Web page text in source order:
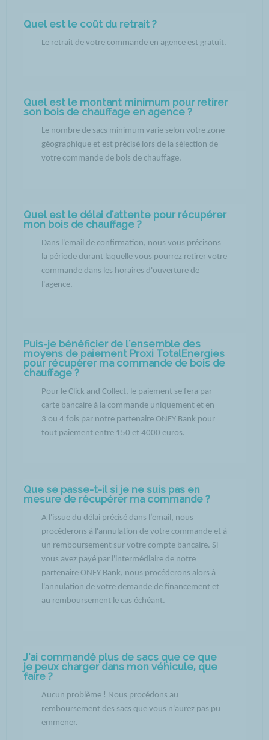
Quel est le coût du retrait ?
Le retrait de votre commande en agence est gratuit.
Quel est le montant minimum pour retirer
son bois de chauffage en agence ?
Le nombre de sacs minimum varie selon votre zone
géographique et est précisé lors de la sélection de
votre commande de bois de chauffage.
Quel est le délai d'attente pour récupérer
mon bois de chauffage ?
Dans l'email de confirmation, nous vous précisons
la période durant laquelle vous pourrez retirer votre
commande dans les horaires d'ouverture de
l'agence.
Puis-je bénéficier de l'ensemble des
moyens de paiement Proxi TotalEnergies
pour récupérer ma commande de bois de
chauffage ?
Pour le Click and Collect, le paiement se fera par
carte bancaire à la commande uniquement et en
3 ou 4 fois par notre partenaire ONEY Bank pour
tout paiement entre 150 et 4000 euros.
Que se passe-t-il si je ne suis pas en
mesure de récupérer ma commande ?
A l'issue du délai précisé dans l’email, nous
procéderons à l'annulation de votre commande et à
un remboursement sur votre compte bancaire. Si
vous avez payé par l'intermédiaire de notre
partenaire ONEY Bank, nous procéderons alors à
l'annulation de votre demande de financement et
au remboursement le cas échéant.
J'ai commandé plus de sacs que ce que
je peux charger dans mon véhicule, que
faire ?
Aucun problème ! Nous procédons au
remboursement des sacs que vous n'aurez pas pu
emmener.